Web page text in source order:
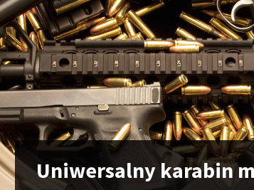
Uniwersalny karabin